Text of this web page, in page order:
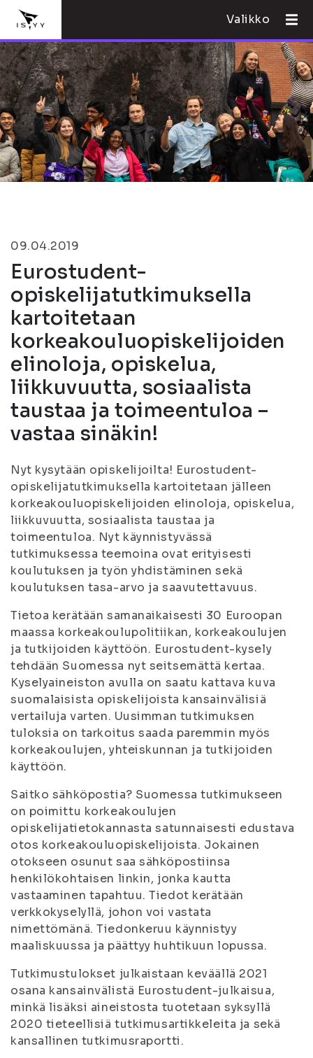
Valikko
09.04.2019
Eurostudent-
opiskelijatutkimuksella
kartoitetaan
korkeakouluopiskelijoiden
elinoloja, opiskelua,
liikkuvuutta, sosiaalista
taustaa ja toimeentuloa –
vastaa sinäkin!
Nyt kysytään opiskelijoilta! Eurostudent-
opiskelijatutkimuksella kartoitetaan jälleen
korkeakouluopiskelijoiden elinoloja, opiskelua,
liikkuvuutta, sosiaalista taustaa ja
toimeentuloa. Nyt käynnistyvässä
tutkimuksessa teemoina ovat erityisesti
koulutuksen ja työn yhdistäminen sekä
koulutuksen tasa-arvo ja saavutettavuus.
Tietoa kerätään samanaikaisesti 30 Euroopan
maassa korkeakoulupolitiikan, korkeakoulujen
ja tutkijoiden käyttöön. Eurostudent-kysely
tehdään Suomessa nyt seitsemättä kertaa.
Kyselyaineiston avulla on saatu kattava kuva
suomalaisista opiskelijoista kansainvälisiä
vertailuja varten. Uusimman tutkimuksen
tuloksia on tarkoitus saada paremmin myös
korkeakoulujen, yhteiskunnan ja tutkijoiden
käyttöön.
Saitko sähköpostia? Suomessa tutkimukseen
on poimittu korkeakoulujen
opiskelijatietokannasta satunnaisesti edustava
otos korkeakouluopiskelijoista. Jokainen
otokseen osunut saa sähköpostiinsa
henkilökohtaisen linkin, jonka kautta
vastaaminen tapahtuu. Tiedot kerätään
verkkokyselyllä, johon voi vastata
nimettömänä. Tiedonkeruu käynnistyy
maaliskuussa ja päättyy huhtikuun lopussa.
Tutkimustulokset julkaistaan keväällä 2021
osana kansainvälistä Eurostudent-julkaisua,
minkä lisäksi aineistosta tuotetaan syksyllä
2020 tieteellisiä tutkimusartikkeleita ja sekä
kansallinen tutkimusraportti.